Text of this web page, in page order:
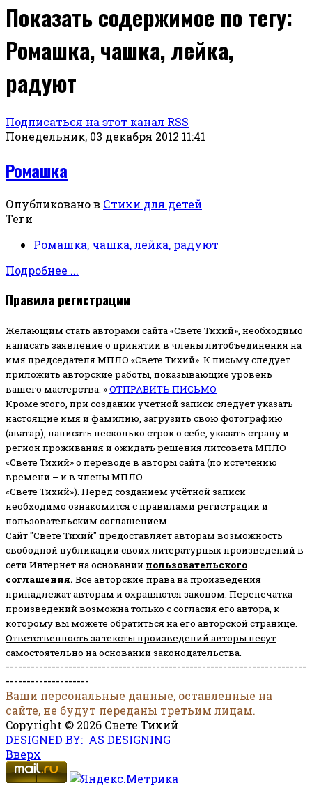
Показать содержимое по тегу:
Ромашка, чашка, лейка,
радуют
Подписаться на этот канал RSS
Понедельник, 03 декабря 2012 11:41
Ромашка
Опубликовано в Стихи для детей
Теги
Ромашка, чашка, лейка, радуют
Подробнее ...
Правила регистрации
Желающим стать авторами сайта «Свете Тихий», необходимо
написать заявление о принятии в члены литобъединения на
имя председателя МПЛО «Свете Тихий». К письму следует
приложить авторские работы, показывающие уровень
вашего мастерства. »ОТПРАВИТЬ ПИСЬМО
Кроме этого, при создании учетной записи следует указать
настоящие имя и фамилию, загрузить свою фотографию
(аватар), написать несколько строк о себе, указать страну и
регион проживания и ожидать решения литсовета МПЛО
«Свете Тихий» о переводе в авторы сайта (по истечению
времени – и в члены МПЛО
«Свете Тихий»). Перед созданием учётной записи
необходимо ознакомится с правилами регистрации и
пользовательским соглашением.
Сайт "Свете Тихий" предоставляет авторам возможность
свободной публикации своих литературных произведений в
сети Интернет на основании пользовательского
соглашения. Все авторские права на произведения
принадлежат авторам и охраняются законом. Перепечатка
произведений возможна только с согласия его автора, к
которому вы можете обратиться на его авторской странице.
Ответственность за тексты произведений авторы несут
самостоятельно на основании законодательства.
------------------------------------------------------------------------
--------------------
Ваши персональные данные, оставленные на
сайте, не будут переданы третьим лицам.
Copyright © 2026 Свете Тихий
DESIGNED BY: AS DESIGNING
Вверх